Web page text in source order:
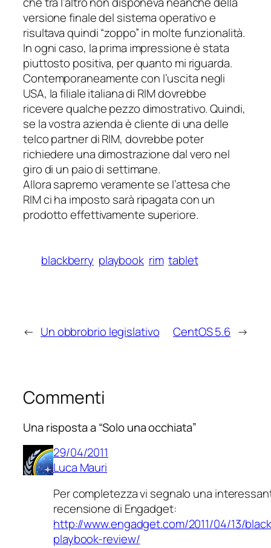
versione finale del sistema operativo e
risultava quindi “zoppo” in molte funzionalità.
In ogni caso, la prima impressione è stata
piuttosto positiva, per quanto mi riguarda.
Contemporaneamente con l’uscita negli
USA, la filiale italiana di RIM dovrebbe
ricevere qualche pezzo dimostrativo. Quindi,
se la vostra azienda è cliente di una delle
telcopartner di RIM, dovrebbe poter
richiedere una dimostrazione dal vero nel
giro di un paio di settimane.
Allora sapremo veramente se l’attesa che
RIM ci ha imposto sarà ripagata con un
prodotto effettivamente superiore.
blackberry playbook rim tablet
← Un obbrobrio legislativo CentOS 5.6 →
Commenti
Una risposta a “Solo una occhiata”
29/04/2011
Luca Mauri
Per completezza vi segnalo una
recensione di Engadget:
http://www.engadget.com/2011/04/13/
playbook-review/